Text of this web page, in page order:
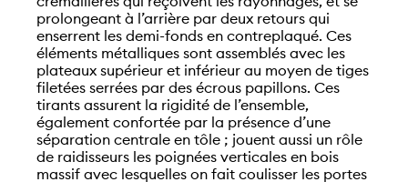
prolongeant à l’arrière par deux retours qui
enserrent les demi-fonds en contreplaqué. Ces
éléments métalliques sont assemblés avec les
plateaux supérieur et inférieur au moyen de tiges
filetées serrées par des écrous papillons. Ces
tirants assurent la rigidité de l’ensemble,
également confortée par la présence d’une
séparation centrale en tôle ; jouent aussi un rôle
de raidisseurs les poignées verticales en bois
massif avec lesquelles on fait coulisser les portes